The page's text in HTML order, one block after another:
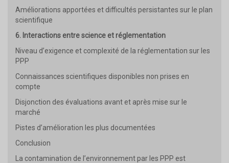
Améliorations apportées et difficultés persistantes sur le plan
scientifique
6. Interactions entre science et réglementation
Niveau d’exigence et complexité de la réglementation sur les
PPP
Connaissances scientifiques disponibles non prises en
compte
Disjonction des évaluations avant et après mise sur le
marché
Pistes d’amélioration les plus documentées
Conclusion
La contamination de l’environnement par les PPP est